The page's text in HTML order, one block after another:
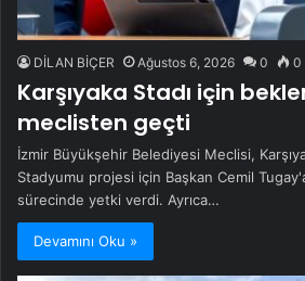
DİLAN BİÇER Ağustos 6, 2026 0 0
Karşıyaka Stadı için
meclisten geçti
İzmir Büyükşehir Belediyesi Meclisi,
Stadyumu projesi için Başkan Cemil
sürecinde yetki verdi. Ayrıca…
Devamını Oku »